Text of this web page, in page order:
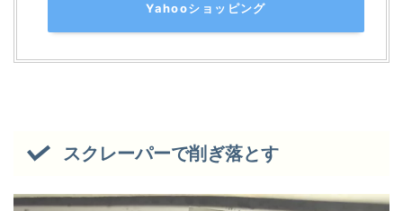
Yahooショッピング
スクレーパーで削ぎ落とす